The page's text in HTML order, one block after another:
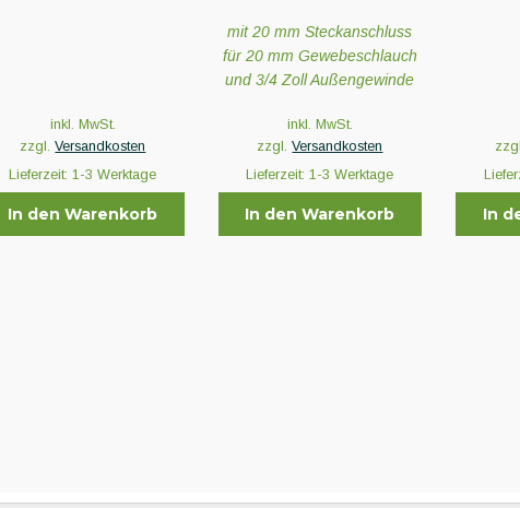
inkl. MwSt.
zzgl.Versandkosten
Lieferzeit:1-3 Werktage
In den Warenkorb
mit 20 mm Steckanschluss
für 20 mm Gewebeschlauch
und 3/4 Zoll Außengewinde
inkl. MwSt.
zzgl.Versandkosten
Lieferzeit:1-3 Werktage
In den Warenkorb In